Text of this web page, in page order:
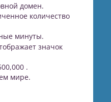
домен.
количество
минуты.
значок
.
мире.